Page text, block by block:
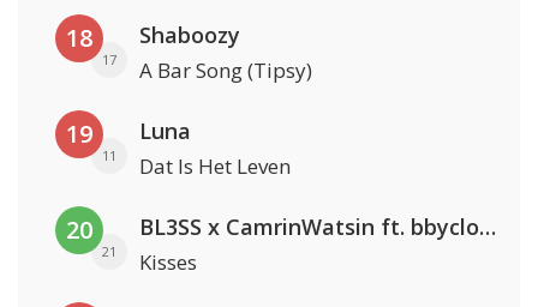
18
17
Shaboozy
A Bar Song (Tipsy)
19
11
Luna
Dat Is Het Leven
20
21
BL3SS x CamrinWatsin ft. bbyclose
Kisses